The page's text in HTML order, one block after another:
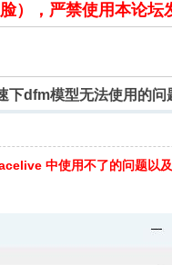
），严禁使用本论
下dfm模型无法使用的问
中使用不了的问题以